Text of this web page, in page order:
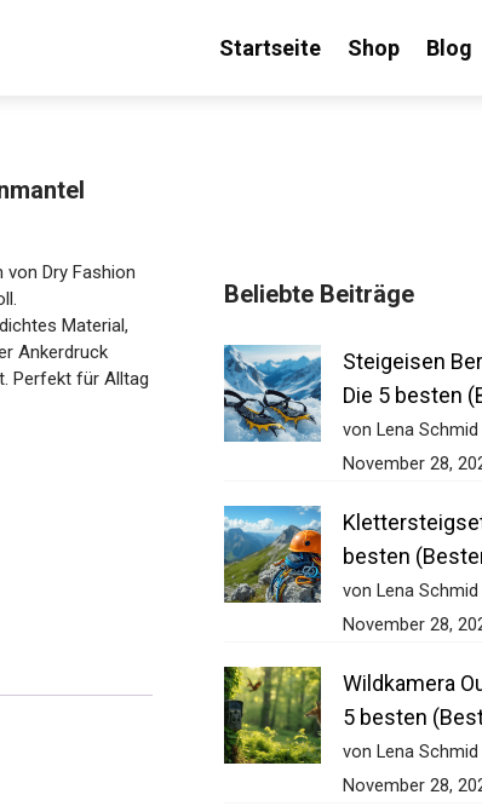
Startseite Shop Blog
Dry Fashion
Material,
Ankerdruck
Perfekt für
Beliebte Beiträge
Steigeisen
Die 5 besten
von Lena Schmid
November 28,
Klettersteigset
besten
von Lena Schmid
November 28,
Wildkamera
5 besten
von Lena Schmid
November 28,